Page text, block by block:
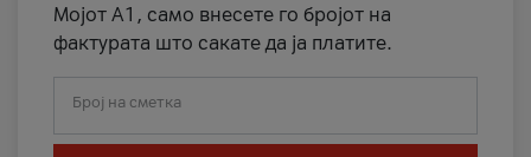
Мојот А1, само внесете го бројот на
фактурата што сакате да ја платите.
Број на сметка